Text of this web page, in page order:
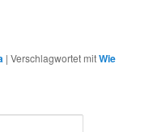
|Verschlagwortet mitWie